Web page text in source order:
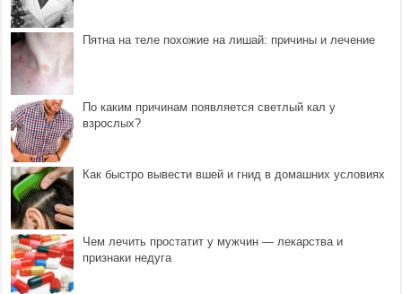
Пятна на теле похожие на лишай: причины и лечение
По каким причинам появляется светлый кал у
взрослых?
Как быстро вывести вшей и гнид в домашних условиях
Чем лечить простатит у мужчин — лекарства и
признаки недуга